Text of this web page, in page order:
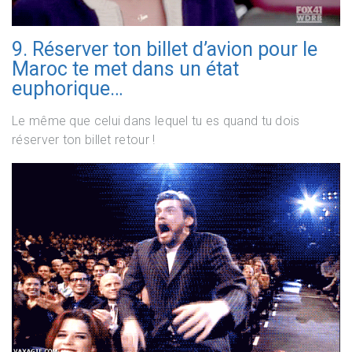
9. Réserver ton billet d’avion pour le
Maroc te met dans un état
euphorique…
Le même que celui dans lequel tu es quand tu dois
réserver ton billet retour !